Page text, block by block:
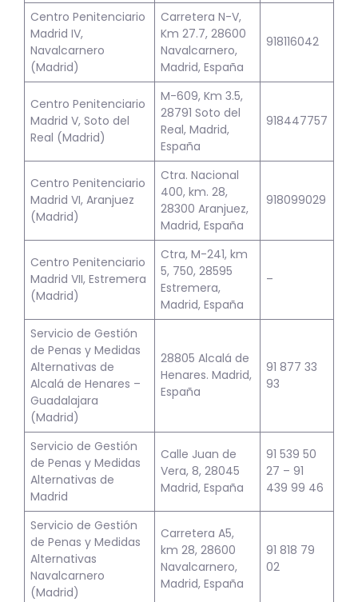
Centro Penitenciario
Madrid IV,
Navalcarnero
(Madrid)
Carretera N-V,
Km 27.7, 28600
Navalcarnero,
Madrid, España
918116042
Centro Penitenciario
Madrid V, Soto del
Real (Madrid)
M-609, Km 3.5,
28791 Soto del
Real, Madrid,
España
918447757
Centro Penitenciario
Madrid VI, Aranjuez
(Madrid)
Ctra. Nacional
400, km. 28,
28300 Aranjuez,
Madrid, España
918099029
Centro Penitenciario
Madrid VII, Estremera
(Madrid)
Ctra, M-241, km
5, 750, 28595
Estremera,
Madrid, España
–
Servicio de Gestión
de Penas y Medidas
Alternativas de
Alcalá de Henares –
Guadalajara
(Madrid)
28805 Alcalá de
Henares. Madrid,
España
91 877 33
93
Servicio de Gestión
de Penas y Medidas
Alternativas de
Madrid
Calle Juan de
Vera, 8, 28045
Madrid, España
91 539 50
27 – 91
439 99 46
Servicio de Gestión
de Penas y Medidas
Alternativas
Navalcarnero
(Madrid)
Carretera A5,
km 28, 28600
Navalcarnero,
Madrid, España
91 818 79
02